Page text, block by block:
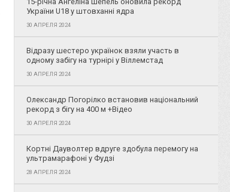
України U18 у штовханні ядра
30 АПРЕЛЯ 2024
Відразу шестеро українок взяли участь в
одному забігу на турнірі у Віллемстад
30 АПРЕЛЯ 2024
Олександр Погорілко встановив національний
рекорд з бігу на 400 м +Відео
30 АПРЕЛЯ 2024
Кортні Дауволтер вдруге здобула перемогу на
ультрамарафоні у Фудзі
28 АПРЕЛЯ 2024